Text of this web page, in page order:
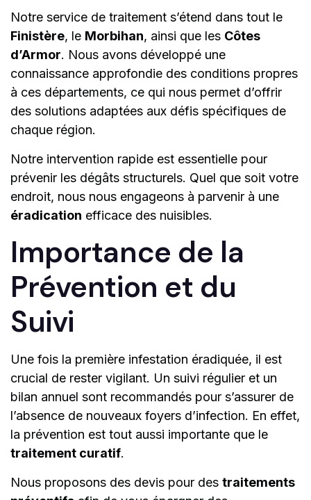
Notre service de traitement s’étend dans tout le
Finistère, le Morbihan, ainsi que les Côtes
d’Armor. Nous avons développé une
connaissance approfondie des conditions propres
à ces départements, ce qui nous permet d’offrir
des solutions adaptées aux défis spécifiques de
chaque région.
Notre intervention rapide est essentielle pour
prévenir les dégâts structurels. Quel que soit votre
endroit, nous nous engageons à parvenir à une
éradication efficace des nuisibles.
Importance de la
Prévention et du
Suivi
Une fois la première infestation éradiquée, il est
crucial de rester vigilant. Un suivi régulier et un
bilan annuel sont recommandés pour s’assurer de
l’absence de nouveaux foyers d’infection. En effet,
la prévention est tout aussi importante que le
traitement curatif.
Nous proposons des devis pour des traitements